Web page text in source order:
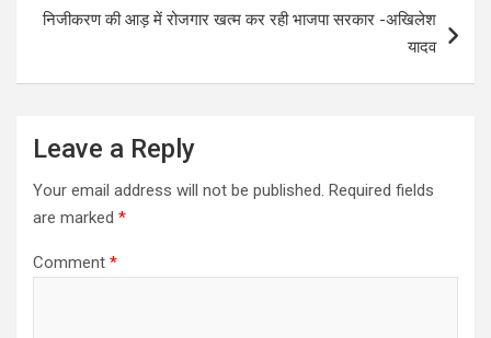
निजीकरण की आड़ में रोजगार खत्म कर रही भाजपा सरकार -अखिलेश
यादव
Leave a Reply
Your email address will not be published. Required fields
are marked *
Comment *